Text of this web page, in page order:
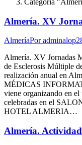
Almería. XV
AlmeríaPoradminalop
Almería. XV Jornadas
de Esclerosis Múltiple
realización anual en
MÉDICAS
viene organizando en el
celebradas en el
HOTEL ALMERIA…
Almería.